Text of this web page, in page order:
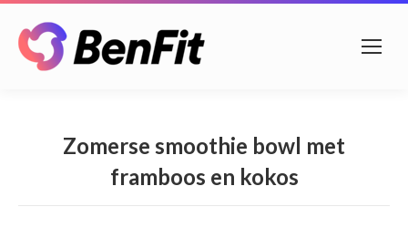
Zomerse smoothie bowl met
framboos en kokos